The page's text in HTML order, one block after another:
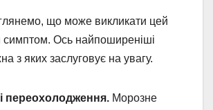
що може викликати цей
симптом. Ось найпоширеніші
з яких заслуговує на увагу.
переохолодження. Морозне